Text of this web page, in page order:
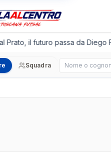
Prato, il futuro passa da Diego
Squadra Cerca